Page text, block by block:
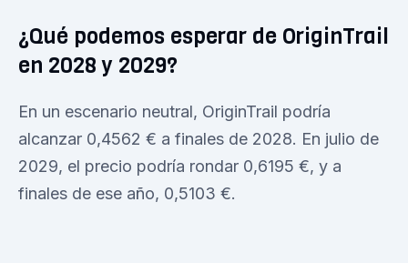
¿Qué podemos esperar de OriginTrail
en 2028 y 2029?
En un escenario neutral, OriginTrail podría
alcanzar 0,4562 € a finales de 2028. En julio de
2029, el precio podría rondar 0,6195 €, y a
finales de ese año, 0,5103 €.